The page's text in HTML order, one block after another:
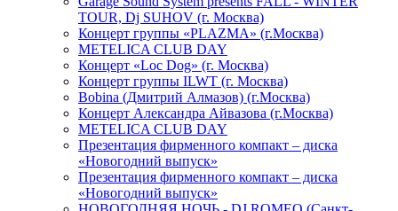
TOUR, Dj SUHOV (г. Москва)
Концерт группы «PLAZMA» (г.Москва)
METELICA CLUB DAY
Концерт «Loc Dog» (г. Москва)
Концерт группы ILWT (г. Москва)
Bobina (Дмитрий Алмазов) (г.Москва)
Концерт Александра Айвазова (г.Москва)
METELICA CLUB DAY
Презентация фирменного компакт – диска
«Новогодний выпуск»
Презентация фирменного компакт – диска
«Новогодний выпуск»